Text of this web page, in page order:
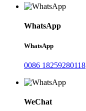
WhatsApp
WhatsApp
0086 18259280118
WeChat